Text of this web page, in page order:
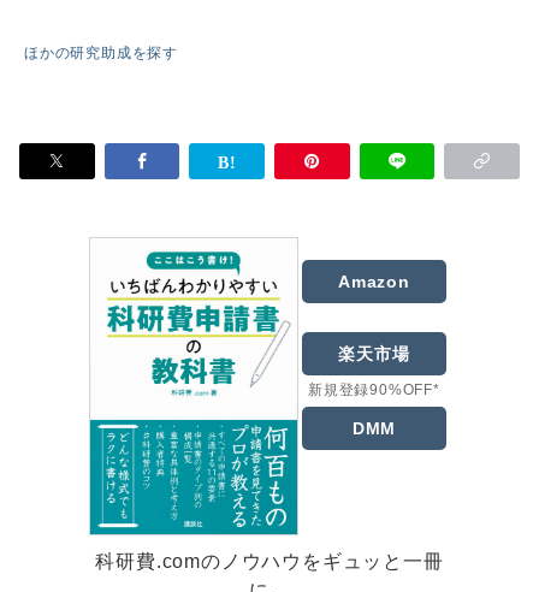
ほかの研究助成を探す
Amazon
楽天市場
新規登録90%OFF*
DMM
科研費.comのノウハウをギュッと一冊